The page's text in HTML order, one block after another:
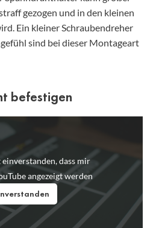
gezogen und in den kleinen
Ein kleiner Schraubendreher
sind bei dieser Montageart
befestigen
dass mir
angezeigt werden